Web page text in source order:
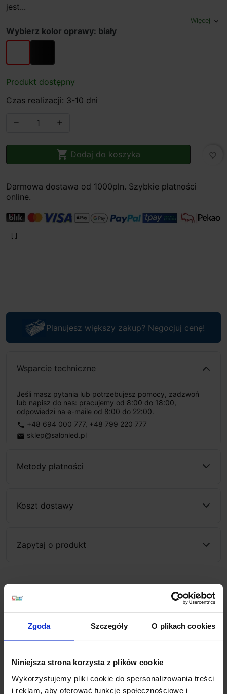
Zgoda Szczegóły O plikach cookies
Niniejsza strona korzysta z plików cookie
Wykorzystujemy pliki cookie do spersonalizowania treści
i reklam, aby oferować funkcje społecznościowe i
jest...
Więcej expand_more
Wybierz kolor oprawy: biały
biały czarny
Produkt dostępny
Czas realizacji: 3-10 dni
 
 Dodaj do koszyka favorite_border
Darmowa dostawa od 1000pln. Szybkie płatności
online.
Planujesz większy zakup? Negocjuj cenę!
Wsparcie techniczne
Jeśli masz pytania lub potrzebujesz pomocy, zadzwoń
lub napisz do nas: pracujemy od 8:00 do 18:00,
odpowiedzi na e-maile od 8:00 do 22:00.
phone +48 694 000 777, +48 799 220 777
email sklep@salonled.pl
Metody płatności
Koszt dostawy
Zapytaj o produkt
Opis
Astro ELIS SINGLE 1331001, 1331008,
1331010,1331012to seria zewnętrznych kinkietów
obudowie. Wykończone są w 3 kolorach:biały, czarnym
oraz szarym. Lampa posiada podwyższony stopień
szczelności IP54, który umożliwia montaż wewnątrz i